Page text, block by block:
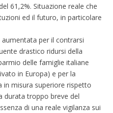
61,2%. Situazione reale che
ed il futuro, in particolare
per il contrarsi
drastico ridursi della
delle famiglie italiane
in Europa) e per la
in misura superiore rispetto
durata troppo breve del
di una reale vigilanza sui